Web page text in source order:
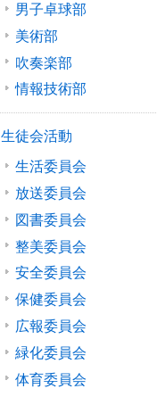
男子卓球部
美術部
吹奏楽部
情報技術部
生徒会活動
生活委員会
放送委員会
図書委員会
整美委員会
安全委員会
保健委員会
広報委員会
緑化委員会
体育委員会